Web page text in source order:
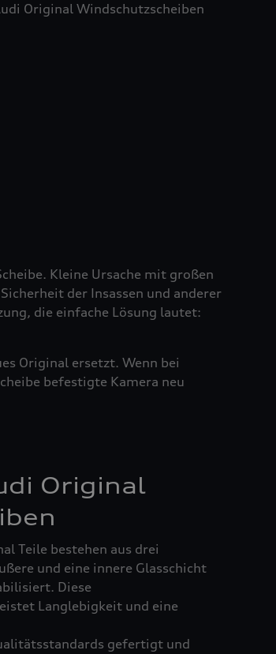
Original Windschutzscheiben
Kleine Ursache mit großen
der Insassen und anderer
die einfache Lösung lautet:
Original ersetzt. Wenn bei
befestigte Kamera neu
Original
Teile bestehen aus drei
und eine innere Glasschicht
Diese
Langlebigkeit und eine
gefertigt und